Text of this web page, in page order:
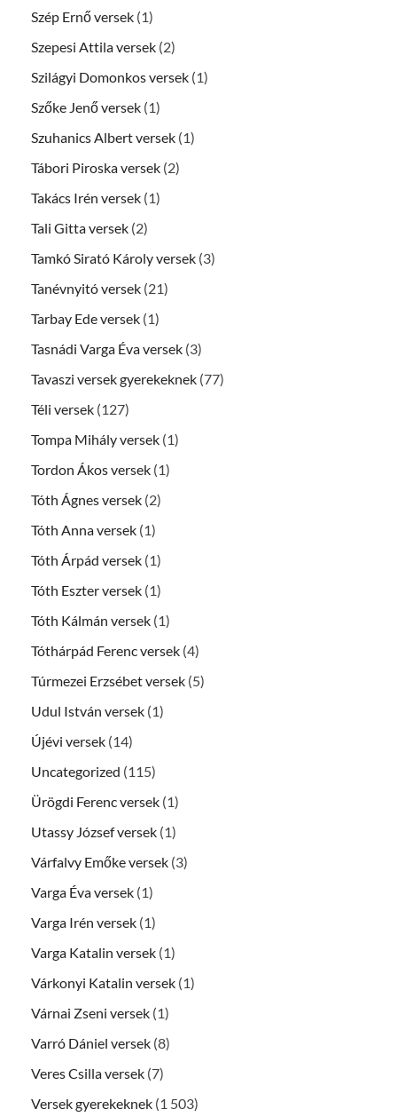
Szép Ernő versek (1)
Szepesi Attila versek (2)
Szilágyi Domonkos versek (1)
Szőke Jenő versek (1)
Szuhanics Albert versek (1)
Tábori Piroska versek (2)
Takács Irén versek (1)
Tali Gitta versek (2)
Tamkó Sirató Károly versek (3)
Tanévnyitó versek (21)
Tarbay Ede versek (1)
Tasnádi Varga Éva versek (3)
Tavaszi versek gyerekeknek (77)
Téli versek (127)
Tompa Mihály versek (1)
Tordon Ákos versek (1)
Tóth Ágnes versek (2)
Tóth Anna versek (1)
Tóth Árpád versek (1)
Tóth Eszter versek (1)
Tóth Kálmán versek (1)
Tóthárpád Ferenc versek (4)
Túrmezei Erzsébet versek (5)
Udul István versek (1)
Újévi versek (14)
Uncategorized (115)
Ürögdi Ferenc versek (1)
Utassy József versek (1)
Várfalvy Emőke versek (3)
Varga Éva versek (1)
Varga Irén versek (1)
Varga Katalin versek (1)
Várkonyi Katalin versek (1)
Várnai Zseni versek (1)
Varró Dániel versek (8)
Veres Csilla versek (7)
Versek gyerekeknek (1 503)